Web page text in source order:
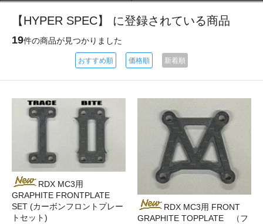
【HYPER SPEC】 に登録されている商品
19件の商品が見つかりました
おすすめ順 価格順 新着順
RDX MC3用
GRAPHITE FRONTPLATE
SET (カーボンフロントプレー
トセット)
RDX MC3用 FRONT
GRAPHITE TOPPLATE （フ